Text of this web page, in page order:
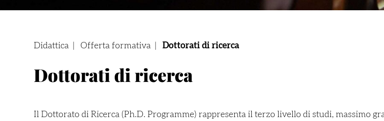
Didattica Offerta formativa Dottorati di ricerca
Dottorati di ricerca
Il Dottorato di Ricerca (Ph.D. Programme) rappresenta il terzo livello di studi, massimo